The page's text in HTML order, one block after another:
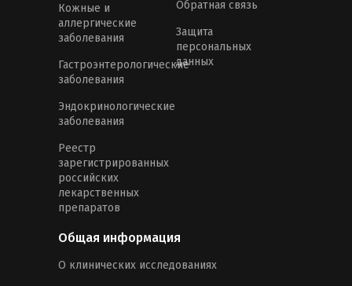
Кожные и
аллергические
заболевания
Гастроэнтерологические
заболевания
Эндокринологические
заболевания
Реестр
зарегистрированных
российских
лекарственных
препаратов
Обратная связь
Защита
персональных
данных
Общая информация
О клинических исследованиях